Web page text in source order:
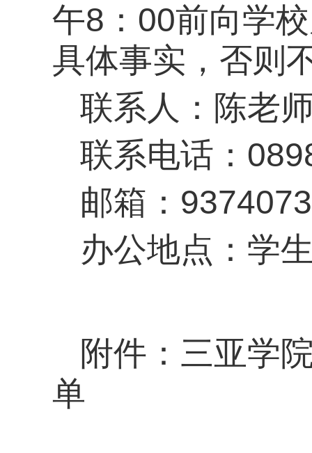
午8：00前向学
具体事实，否则
联系人：陈老
联系电话：
邮箱：
办公地点：学
附件：三亚学
单